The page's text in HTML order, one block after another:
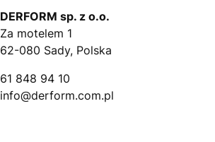
DERFORM sp. z o.o.
Za motelem 1
62-080 Sady, Polska
61 848 94 10
info@derform.com.pl